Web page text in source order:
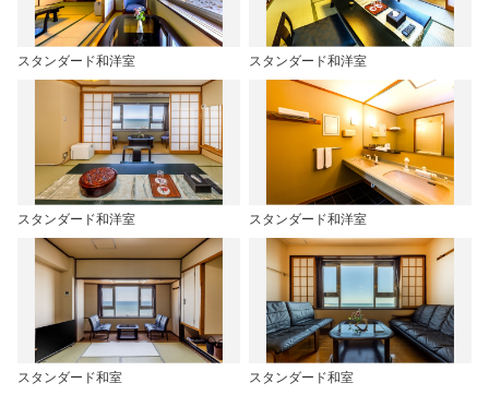
スタンダード和洋室 スタンダード和洋室
スタンダード和洋室 スタンダード和洋室
スタンダード和室 スタンダード和室